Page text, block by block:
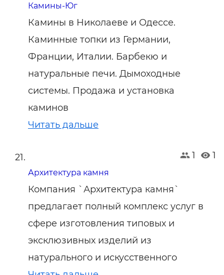
Камины-Юг
Камины в Николаеве и Одессе.
Каминные топки из Германии,
Франции, Италии. Барбекю и
натуральные печи. Дымоходные
системы. Продажа и установка
каминов
Читать дальше
1 1
Архитектура камня
Компания `Архитектура камня`
предлагает полный комплекс услуг в
сфере изготовления типовых и
эксклюзивных изделий из
натурального и искусственного